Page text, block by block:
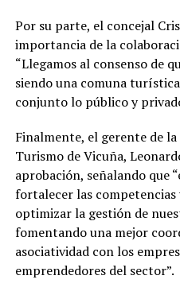
Por su parte, el concejal
importancia de la
“Llegamos al consenso de
siendo una comuna
conjunto lo público y
Finalmente, el gerente de
Turismo de Vicuña,
aprobación, señalando que
fortalecer las competencias
optimizar la gestión de
fomentando una mejor
asociatividad con los
emprendedores del sector”.